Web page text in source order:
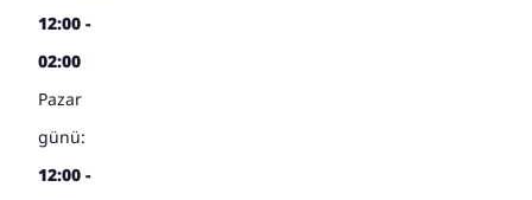
12:00 -
02:00
Pazar
günü:
12:00 -